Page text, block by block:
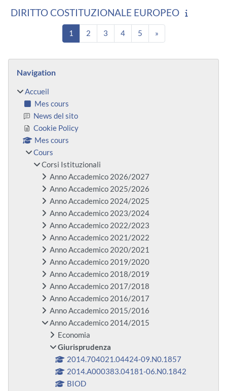
DIRITTO COSTITUZIONALE EUROPEO
1 Page 1
2Page 2
3Page 3
4Page 4
5Page 5
»Page suivante
Blocs
Navigation
Accueil
Mes cours
News del sito
Cookie Policy
Mes cours
Cours
Corsi Istituzionali
Anno Accademico 2026/2027
Anno Accademico 2025/2026
Anno Accademico 2024/2025
Anno Accademico 2023/2024
Anno Accademico 2022/2023
Anno Accademico 2021/2022
Anno Accademico 2020/2021
Anno Accademico 2019/2020
Anno Accademico 2018/2019
Anno Accademico 2017/2018
Anno Accademico 2016/2017
Anno Accademico 2015/2016
Anno Accademico 2014/2015
Economia
Giurisprudenza
2014.704021.04424-09.N0.1857
2014.A000383.04181-06.N0.1842
BIOD